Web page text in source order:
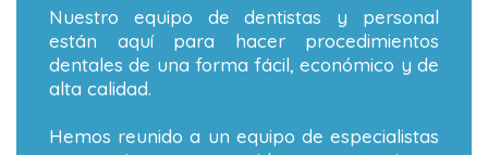
Nuestro equipo de dentistas y personal
están aquí para hacer procedimientos
dentales de una forma fácil, económico y de
alta calidad.
Hemos reunido a un equipo de especialistas